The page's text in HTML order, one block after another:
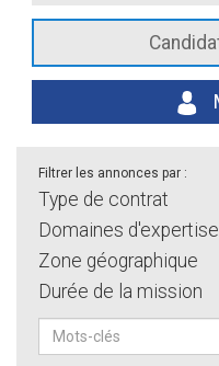
Filtrer les annonces par :
Type de contrat
Domaines
Zone géographique
Durée de la mission